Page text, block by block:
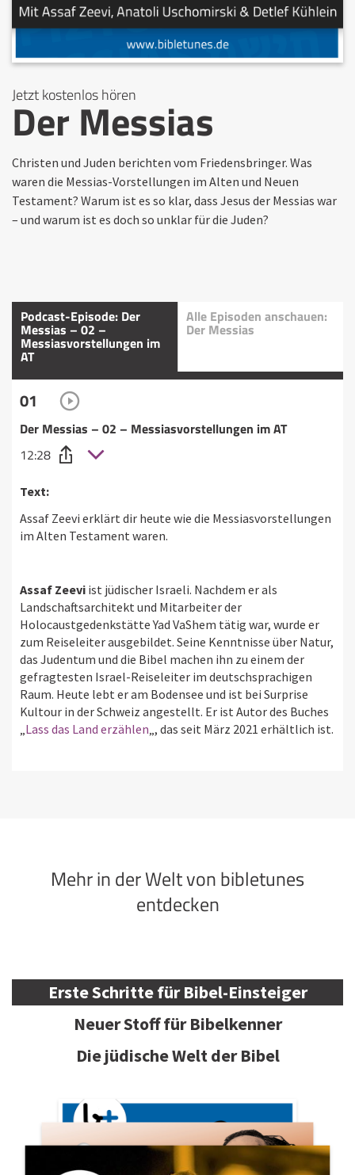
Jetzt kostenlos hören
Der Messias
Christen und Juden berichten vom Friedensbringer. Was
waren die Messias-Vorstellungen im Alten und Neuen
Testament? Warum ist es so klar, dass Jesus der Messias war
– und warum ist es doch so unklar für die Juden?
Podcast-Episode: Der
Messias – 02 –
Messiasvorstellungen im
AT
Alle Episoden anschauen:
Der Messias
01
Der Messias – 02 – Messiasvorstellungen im AT
12:28
Text:
Assaf Zeevi erklärt dir heute wie die Messiasvorstellungen
im Alten Testament waren.
Assaf Zeevi ist jüdischer Israeli. Nachdem er als
Landschaftsarchitekt und Mitarbeiter der
Holocaustgedenkstätte Yad VaShem tätig war, wurde er
zum Reiseleiter ausgebildet. Seine Kenntnisse über Natur,
das Judentum und die Bibel machen ihn zu einem der
gefragtesten Israel-Reiseleiter im deutschsprachigen
Raum. Heute lebt er am Bodensee und ist bei Surprise
Kultour in der Schweiz angestellt. Er ist Autor des Buches
Lass das Land erzählen „, das seit März 2021 erhältlich ist.
Mehr in der Welt von bibletunes
entdecken
Erste Schritte für Bibel-Einsteiger
Neuer Stoff für Bibelkenner
Die jüdische Welt der Bibel